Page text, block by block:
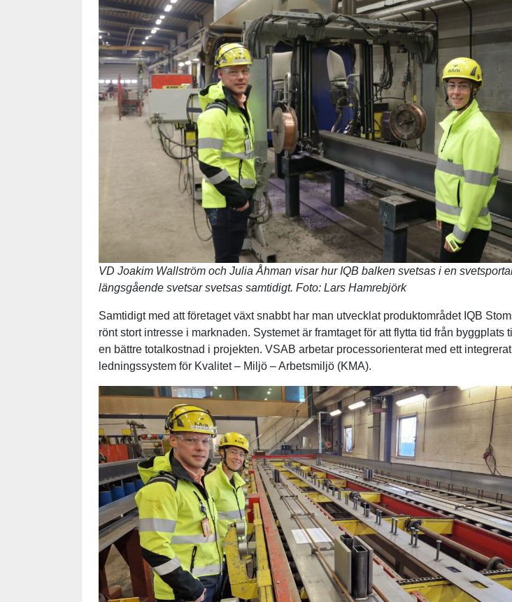
VD Joakim Wallström och Julia Åhman visar hur IQB balken svetsas i en
längsgående svetsar svetsas samtidigt. Foto: Lars Hamrebjörk
Samtidigt med att företaget växt snabbt har man utvecklat produktområdet IQB
rönt stort intresse i marknaden. Systemet är framtaget för att flytta tid från byggplats
en bättre totalkostnad i projekten. VSAB arbetar processorienterat med ett integrerat
ledningssystem för Kvalitet – Miljö – Arbetsmiljö (KMA).